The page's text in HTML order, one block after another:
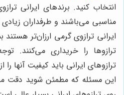
انتخاب کنید. برندهای ایرانی
مناسبی می‌باشند و طرفداران زیادی
ایرانی ترازوی گرمی ارزان‌تر
ترازوها را خریداری می‌کنند.
ترازوهای ایرانی باید کیفیت آنها را
این مسئله که مطمئن شوید دقت